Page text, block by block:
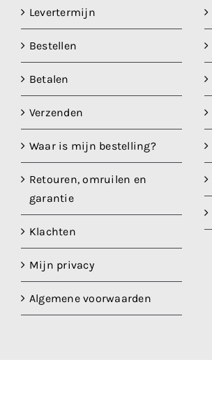
Levertermijn
Bestellen
Betalen
Verzenden
Waar is mijn bestelling?
Retouren, omruilen en
garantie
Klachten
Mijn privacy
Algemene voorwaarden